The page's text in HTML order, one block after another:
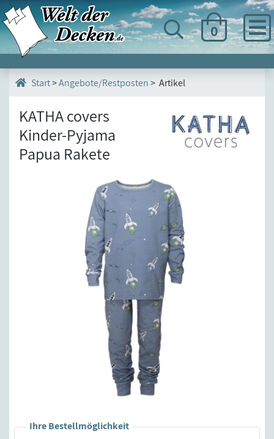
0
Start>Angebote/Restposten> Artikel
KATHA covers
Kinder-Pyjama
Papua Rakete
Ihre Bestellmöglichkeit